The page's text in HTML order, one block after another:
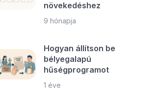
növekedéshez
9 hónapja
Hogyan állítson be
bélyegalapú
hűségprogramot
1 éve